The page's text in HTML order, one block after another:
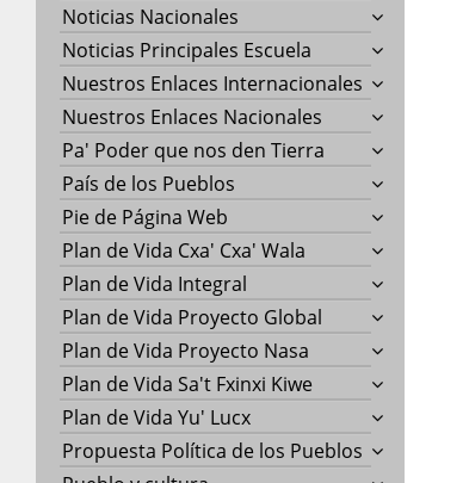
Noticias Nacionales
Noticias Principales Escuela
Nuestros Enlaces Internacionales
Nuestros Enlaces Nacionales
Pa' Poder que nos den Tierra
País de los Pueblos
Pie de Página Web
Plan de Vida Cxa' Cxa' Wala
Plan de Vida Integral
Plan de Vida Proyecto Global
Plan de Vida Proyecto Nasa
Plan de Vida Sa't Fxinxi Kiwe
Plan de Vida Yu' Lucx
Propuesta Política de los Pueblos